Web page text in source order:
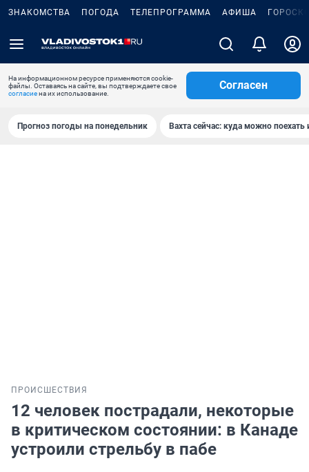
ЗНАКОМСТВА ПОГОДА ТЕЛЕПРОГРАММА АФИША
На информационном ресурсе применяются cookie-
файлы. Оставаясь на сайте, вы подтверждаете свое
согласиена их использование.
Согласен
Прогноз погоды на понедельник Вахта сейчас: куда можно поехать
ПРОИСШЕСТВИЯ
12 человек пострадали, некоторые
в критическом состоянии: в Канаде
устроили стрельбу в пабе